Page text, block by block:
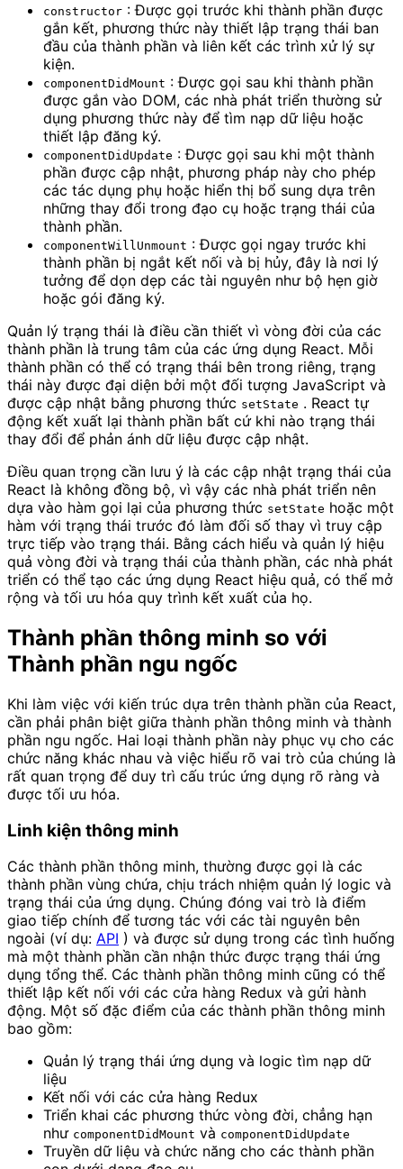
constructor : Được gọi trước khi thành phần được
gắn kết, phương thức này thiết lập trạng thái ban
đầu của thành phần và liên kết các trình xử lý sự
kiện.
componentDidMount : Được gọi sau khi thành phần
được gắn vào DOM, các nhà phát triển thường sử
dụng phương thức này để tìm nạp dữ liệu hoặc
thiết lập đăng ký.
componentDidUpdate : Được gọi sau khi một thành
phần được cập nhật, phương pháp này cho phép
các tác dụng phụ hoặc hiển thị bổ sung dựa trên
những thay đổi trong đạo cụ hoặc trạng thái của
thành phần.
componentWillUnmount : Được gọi ngay trước khi
thành phần bị ngắt kết nối và bị hủy, đây là nơi lý
tưởng để dọn dẹp các tài nguyên như bộ hẹn giờ
hoặc gói đăng ký.
Quản lý trạng thái là điều cần thiết vì vòng đời của các
thành phần là trung tâm của các ứng dụng React. Mỗi
thành phần có thể có trạng thái bên trong riêng, trạng
thái này được đại diện bởi một đối tượng JavaScript và
được cập nhật bằng phương thức setState . React tự
động kết xuất lại thành phần bất cứ khi nào trạng thái
thay đổi để phản ánh dữ liệu được cập nhật.
Điều quan trọng cần lưu ý là các cập nhật trạng thái của
React là không đồng bộ, vì vậy các nhà phát triển nên
dựa vào hàm gọi lại của phương thức setState hoặc một
hàm với trạng thái trước đó làm đối số thay vì truy cập
trực tiếp vào trạng thái. Bằng cách hiểu và quản lý hiệu
quả vòng đời và trạng thái của thành phần, các nhà phát
triển có thể tạo các ứng dụng React hiệu quả, có thể mở
rộng và tối ưu hóa quy trình kết xuất của họ.
Thành phần thông minh so với
Thành phần ngu ngốc
Khi làm việc với kiến ​​trúc dựa trên thành phần của React,
cần phải phân biệt giữa thành phần thông minh và thành
phần ngu ngốc. Hai loại thành phần này phục vụ cho các
chức năng khác nhau và việc hiểu rõ vai trò của chúng là
rất quan trọng để duy trì cấu trúc ứng dụng rõ ràng và
được tối ưu hóa.
Linh kiện thông minh
Các thành phần thông minh, thường được gọi là các
thành phần vùng chứa, chịu trách nhiệm quản lý logic và
trạng thái của ứng dụng. Chúng đóng vai trò là điểm
giao tiếp chính để tương tác với các tài nguyên bên
ngoài (ví dụ: API ) và được sử dụng trong các tình huống
mà một thành phần cần nhận thức được trạng thái ứng
dụng tổng thể. Các thành phần thông minh cũng có thể
thiết lập kết nối với các cửa hàng Redux và gửi hành
động. Một số đặc điểm của các thành phần thông minh
bao gồm:
Quản lý trạng thái ứng dụng và logic tìm nạp dữ
liệu
Kết nối với các cửa hàng Redux
Triển khai các phương thức vòng đời, chẳng hạn
như componentDidMount và componentDidUpdate
Truyền dữ liệu và chức năng cho các thành phần